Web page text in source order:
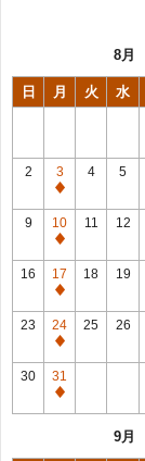
8月
日 月 火 水
2
3
休
館
日
4 5
9
10
休
館
日
11 12
16
17
休
館
日
18 19
23
24
休
館
日
25 26
30
31
休
9月